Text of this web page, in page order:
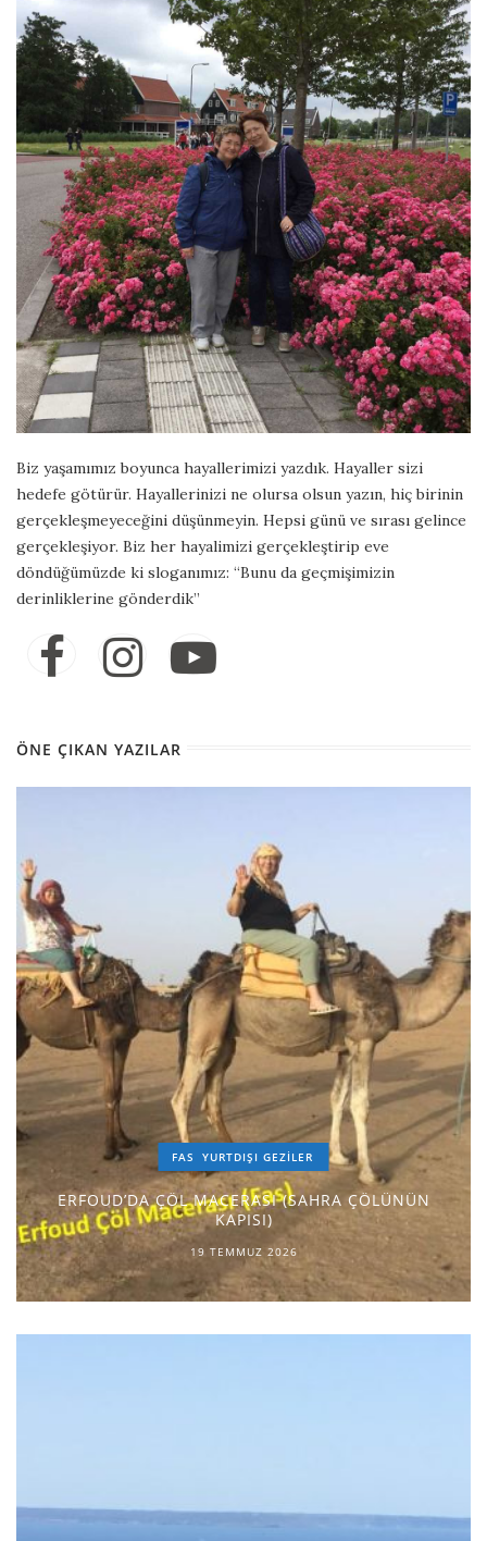
Biz yaşamımız boyunca hayallerimizi yazdık. Hayaller sizi
hedefe götürür. Hayallerinizi ne olursa olsun yazın, hiç birinin
gerçekleşmeyeceğini düşünmeyin. Hepsi günü ve sırası gelince
gerçekleşiyor. Biz her hayalimizi gerçekleştirip eve
döndüğümüzde ki sloganımız: “Bunu da geçmişimizin
derinliklerine gönderdik”
ÖNE ÇIKAN YAZILAR
FAS YURTDIŞI GEZILER
ERFOUD’DA ÇÖL MACERASI (SAHRA ÇÖLÜNÜN
KAPISI)
19 TEMMUZ 2026